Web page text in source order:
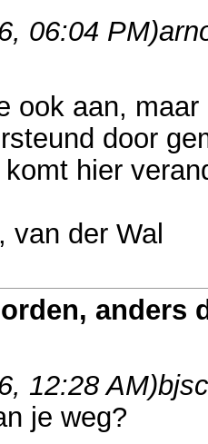
06:04 PM)
ook aan,
door
hier
van der Wal
anders
12:28 AM)
je weg?